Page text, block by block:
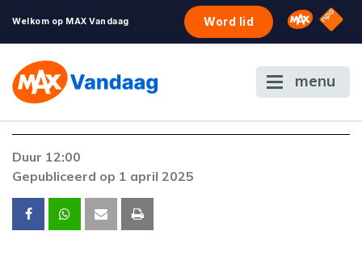
Welkom op MAX Vandaag Word lid Omroep
NPO
menu
Er is een licentie-fout opgetreden. Als het
contact op met onze klantenservice.
Duur 12:00
Gepubliceerd op 1 april 2025